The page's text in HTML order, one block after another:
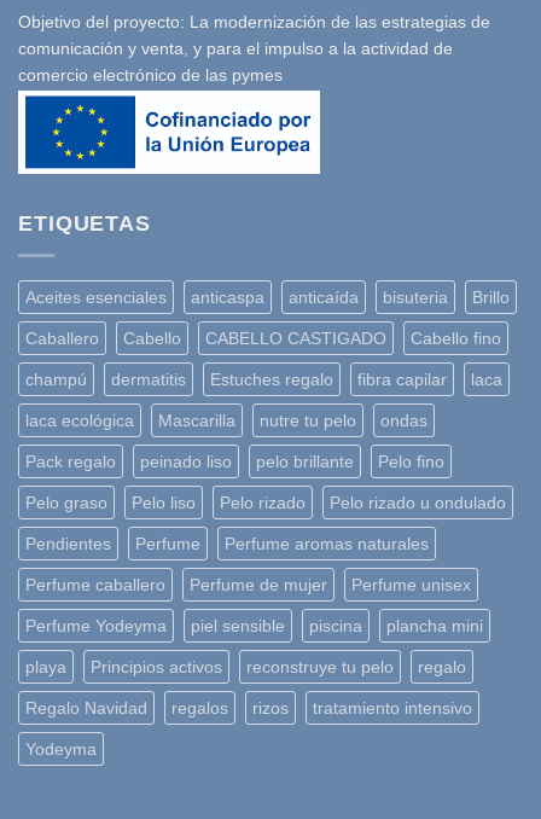
Objetivo del proyecto: La modernización de las estrategias de
comunicación y venta, y para el impulso a la actividad de
comercio electrónico de las pymes
ETIQUETAS
Aceites esenciales anticaspa anticaída bisuteria Brillo
Caballero Cabello CABELLO CASTIGADO Cabello fino
champú dermatitis Estuches regalo fibra capilar laca
laca ecológica Mascarilla nutre tu pelo ondas
Pack regalo peinado liso pelo brillante Pelo fino
Pelo graso Pelo liso Pelo rizado Pelo rizado u ondulado
Pendientes Perfume Perfume aromas naturales
Perfume caballero Perfume de mujer Perfume unisex
Perfume Yodeyma piel sensible piscina plancha mini
playa Principios activos reconstruye tu pelo regalo
Regalo Navidad regalos rizos tratamiento intensivo
Yodeyma